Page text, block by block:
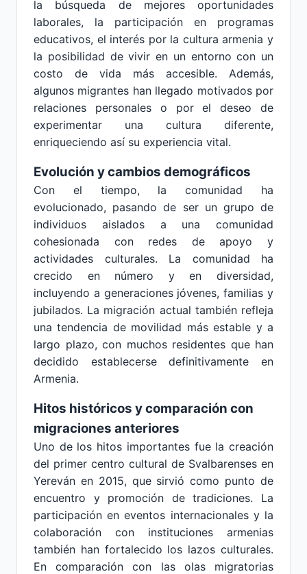
la búsqueda de mejores oportunidades
laborales, la participación en programas
educativos, el interés por la cultura armenia y
la posibilidad de vivir en un entorno con un
costo de vida más accesible. Además,
algunos migrantes han llegado motivados por
relaciones personales o por el deseo de
experimentar una cultura diferente,
enriqueciendo así su experiencia vital.
Evolución y cambios demográficos
Con el tiempo, la comunidad ha
evolucionado, pasando de ser un grupo de
individuos aislados a una comunidad
cohesionada con redes de apoyo y
actividades culturales. La comunidad ha
crecido en número y en diversidad,
incluyendo a generaciones jóvenes, familias y
jubilados. La migración actual también refleja
una tendencia de movilidad más estable y a
largo plazo, con muchos residentes que han
decidido establecerse definitivamente en
Armenia.
Hitos históricos y comparación con
migraciones anteriores
Uno de los hitos importantes fue la creación
del primer centro cultural de Svalbarenses en
Yereván en 2015, que sirvió como punto de
encuentro y promoción de tradiciones. La
participación en eventos internacionales y la
colaboración con instituciones armenias
también han fortalecido los lazos culturales.
En comparación con las olas migratorias